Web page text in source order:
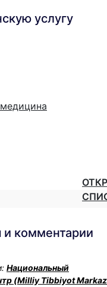
услугу
комментарии
Национальный
(Milliy Tibbiyot